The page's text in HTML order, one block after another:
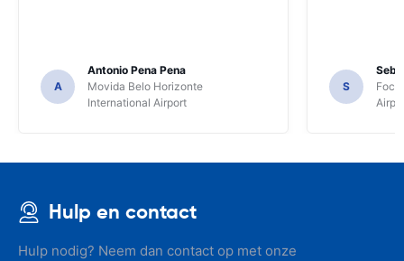
A
Antonio Pena Pena
Movida Belo Horizonte
International Airport
S
Foco
Hulp en contact
Hulp nodig? Neem dan contact op met onze